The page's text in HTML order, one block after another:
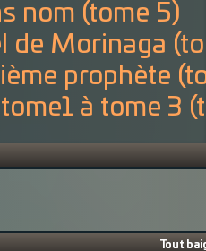
nom (tome 5)
de Morinaga
prophète
à tome 3
Tout